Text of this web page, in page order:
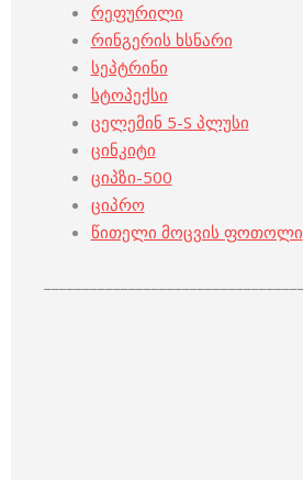
რეფურილი
რინგერის ხსნარი
სეპტრინი
სტოპექსი
ცელემინ 5-S პლუსი
ცინკიტი
ციპზი-500
ციპრო
წითელი მოცვის ფოთოლი